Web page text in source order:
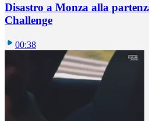
Disastro a Monza alla
Challenge
00:38